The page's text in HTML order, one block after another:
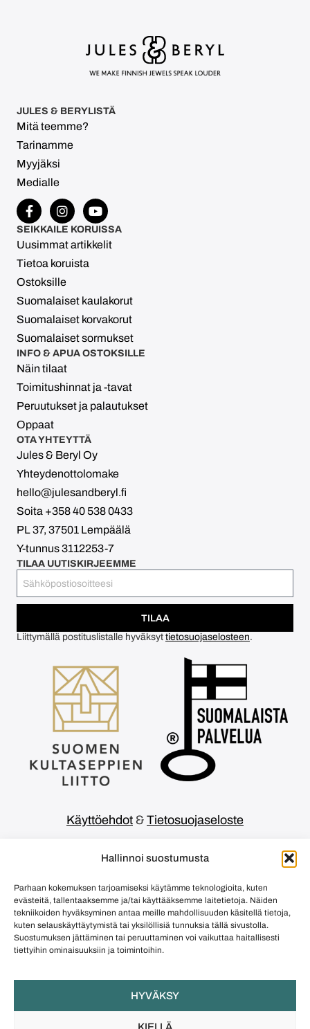
Hallinnoi suostumusta
Parhaan kokemuksen tarjoamiseksi käytämme teknologioita, kuten
evästeitä, tallentaaksemme ja/tai käyttääksemme laitetietoja. Näiden
tekniikoiden hyväksyminen antaa meille mahdollisuuden käsitellä tietoja,
kuten selauskäyttäytymistä tai yksilöllisiä tunnuksia tällä sivustolla.
Suostumuksen jättäminen tai peruuttaminen voi vaikuttaa haitallisesti
tiettyihin ominaisuuksiin ja toimintoihin.
HYVÄKSY
KIELLÄ
JULES & BERYLISTÄ
Mitä teemme?
Tarinamme
Myyjäksi
Medialle
SEIKKAILE KORUISSA
Uusimmat artikkelit
Tietoa koruista
Ostoksille
Suomalaiset kaulakorut
Suomalaiset korvakorut
Suomalaiset sormukset
INFO & APUA OSTOKSILLE
Näin tilaat
Toimitushinnat ja -tavat
Peruutukset ja palautukset
Oppaat
OTA YHTEYTTÄ
Jules & Beryl Oy
Yhteydenottolomake
hello@julesandberyl.fi
Soita +358 40 538 0433
PL 37, 37501 Lempäälä
Y-tunnus 3112253-7
TILAA UUTISKIRJEEMME
TILAA
Liittymällä postituslistalle hyväksyt tietosuojaselosteen.
Käyttöehdot & Tietosuojaseloste
rakentamiseen on saatu CreMa avustus/
AVEK,OKM .
Euroopan unionin rahoittama –
©Jules & Beryl